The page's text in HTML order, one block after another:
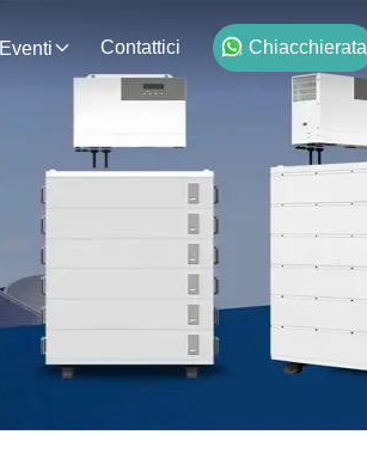
Eventi Contattici Chiacchierata